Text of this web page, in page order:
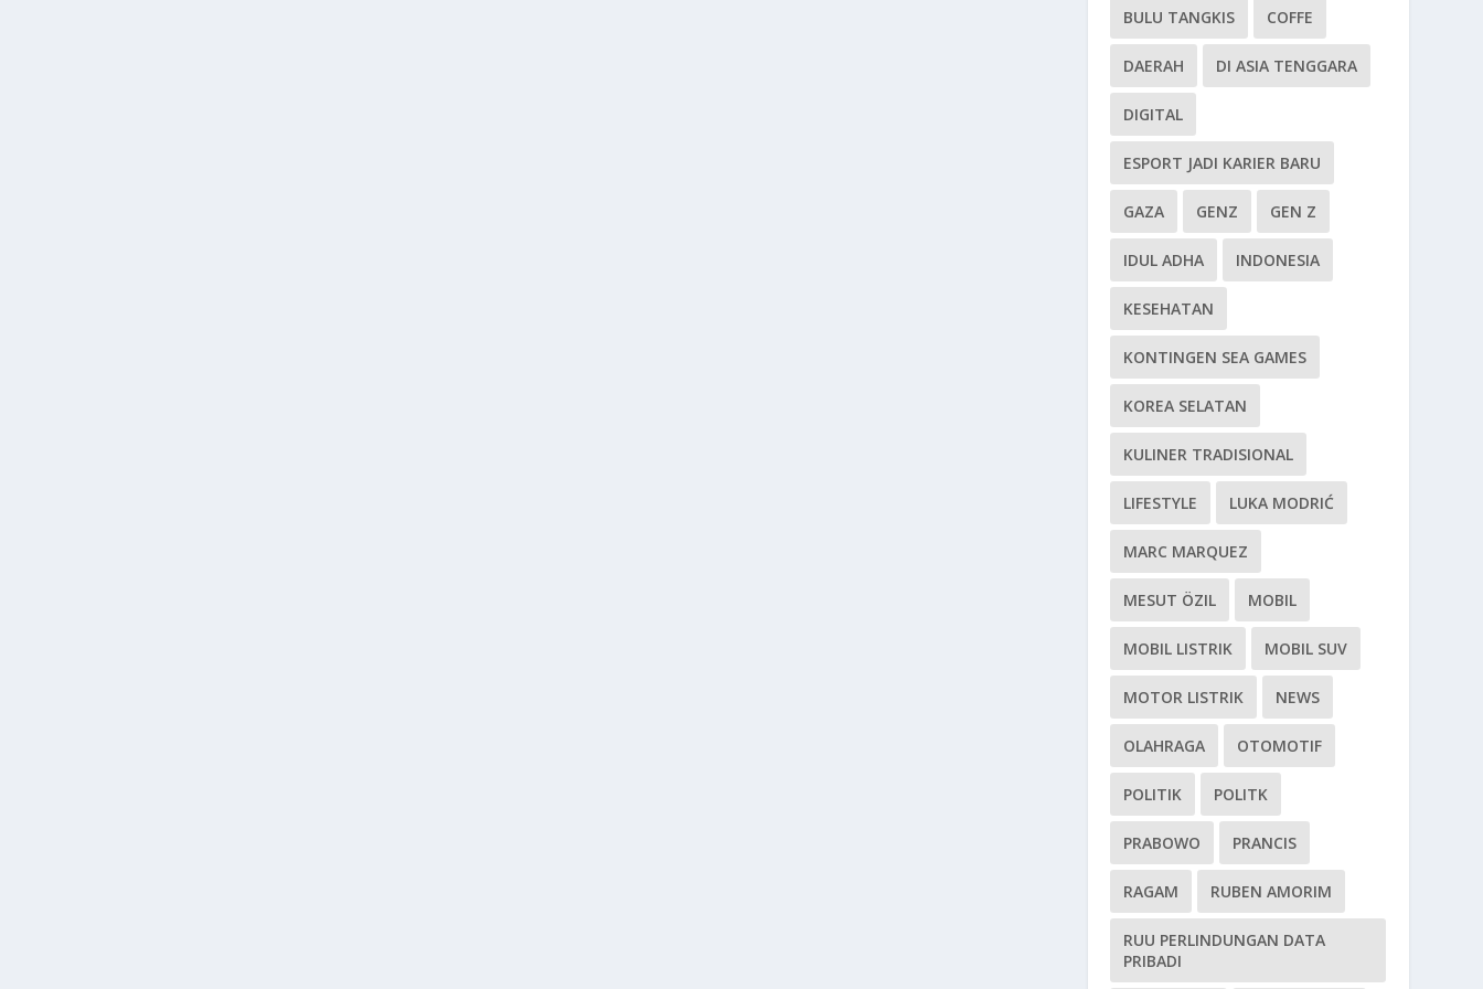
BULU TANGKIS COFFE
DAERAH DI ASIA TENGGARA
DIGITAL
ESPORT JADI KARIER BARU
GAZA GENZ GEN Z
IDUL ADHA INDONESIA
KESEHATAN
KONTINGEN SEA GAMES
KOREA SELATAN
KULINER TRADISIONAL
LIFESTYLE LUKA MODRIĆ
MARC MARQUEZ
MESUT ÖZIL MOBIL
MOBIL LISTRIK MOBIL SUV
MOTOR LISTRIK NEWS
OLAHRAGA OTOMOTIF
POLITIK POLITK
PRABOWO PRANCIS
RAGAM RUBEN AMORIM
RUU PERLINDUNGAN DATA
PRIBADI